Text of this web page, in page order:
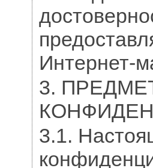
Интернет-
3.
3.1.